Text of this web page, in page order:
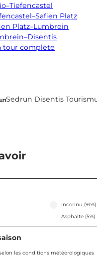
Platz
Platz–Lumbrein
tour complète
Sedrun Disentis
Inconnu (91%)
Asphalte (5%)
les conditions météorologiques